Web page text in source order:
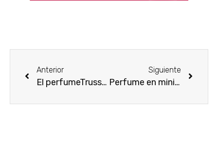
Anterior
El perfumeTrussardi Donna, la frescura del verano
Siguiente
Perfume en miniaturas, Premiere Collection